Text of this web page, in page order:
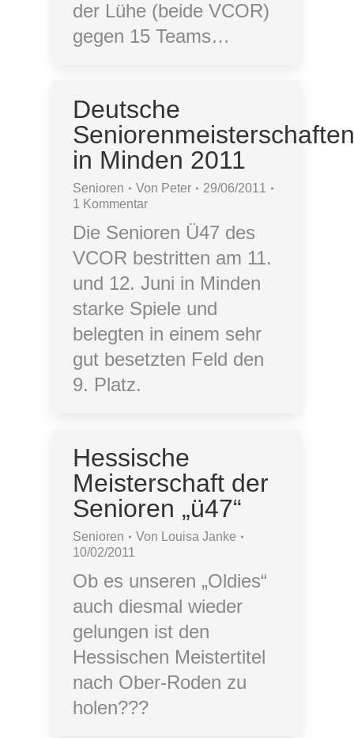
der Lühe (beide VCOR)
gegen 15 Teams…
Deutsche
Seniorenmeisterschaften
in Minden 2011
Senioren Von Peter
29/06/2011
1 Kommentar
Die Senioren Ü47 des
VCOR bestritten am 11.
und 12. Juni in Minden
starke Spiele und
belegten in einem sehr
gut besetzten Feld den
9. Platz.
Hessische
Meisterschaft der
Senioren „ü47“
Senioren Von Louisa Janke
10/02/2011
Ob es unseren „Oldies“
auch diesmal wieder
gelungen ist den
Hessischen Meistertitel
nach Ober-Roden zu
holen???